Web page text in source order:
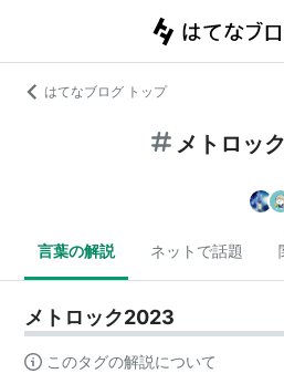
はてなブログ トップ
メトロッ
言葉の解説 ネットで話題
メトロック2023
このタグの解説について